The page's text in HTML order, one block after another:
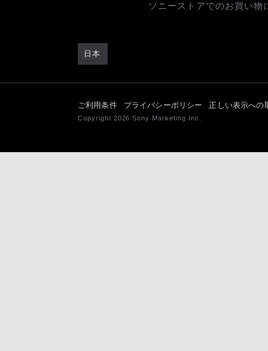
ソニーストアでのお買い物
日本
ご利用条件 プライバシーポリシー 正しい表示への
Copyright 2026 Sony Marketing Inc.